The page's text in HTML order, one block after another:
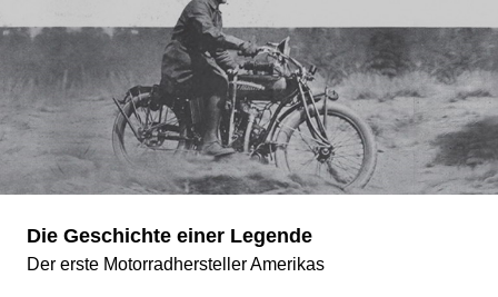
Die Geschichte einer Legende
Der erste Motorradhersteller Amerikas